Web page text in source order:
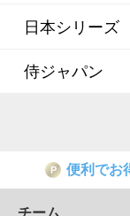
日本シリーズ
侍ジャパン
P 便利でお